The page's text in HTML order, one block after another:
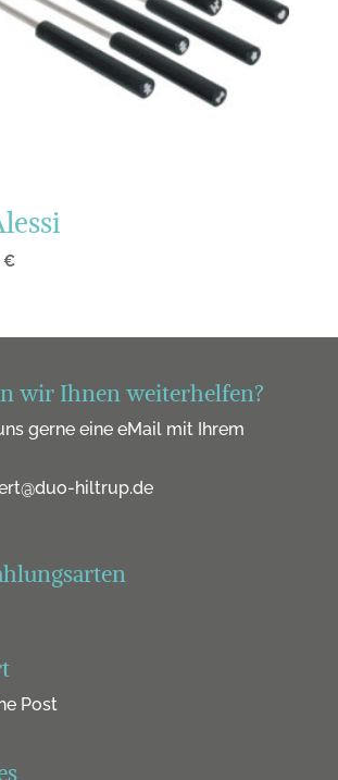
€
wir Ihnen weiterhelfen?
gerne eine eMail mit Ihrem
hiltrup.de
Post